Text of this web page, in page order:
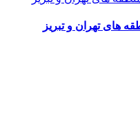
های تهران و تبریز